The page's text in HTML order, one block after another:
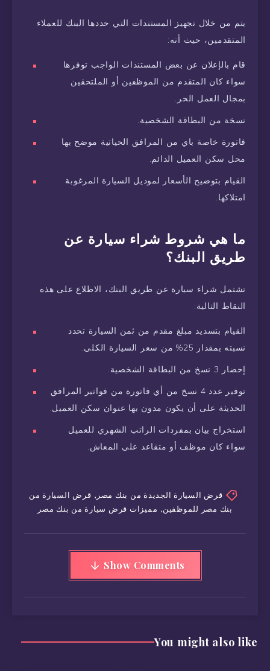
يتم من خلال تجهيز المستندات التي حددها البنك للعملاء
المتقدمين، حيث أنه:
قام بالإعلان عن بعض المستندات الواجب توفرها
سواء كان المتقدم من الموظفين أو الملتحقين
بمجال العمل الحر.
نسخة من البطاقة الشخصية.
فاتورة خاصة باي من المرافق الحياتية موضح بها
محل سكن العميل الدائم.
القيام بتوضيح الأسعار لموديل السيارة المرغوبة
امتلاكها.
ما هي شروط شراء سيارة عن
طريق البنك؟
تشتمل شراء سيارة عن طريق البنك، الاطلاع على هذه
النقاط التالية:
القيام بتسديد مبلغ مقدم من ثمن السيارة تحدد
نسبته بمقدار 25% من سعر السيارة الكلى.
إحضار 3 نسخ من البطاقة الشخصية.
توفير عدد 4 نسخ من أي فاتورة من فواتير المرافق
الحديثة على أن يكون مدون بها عنوان سكن العميل.
استخراج بيان بمفردات الراتب الشهري للعميل
سواء كان موظف أو متقاعد على المعاش.
قرض السيارة الجديدة من بنك مصر , قرض السيارة من
بنك مصر للموظفين, مميزات قرض سيارة من بنك مصر
Show Comments
You might also like